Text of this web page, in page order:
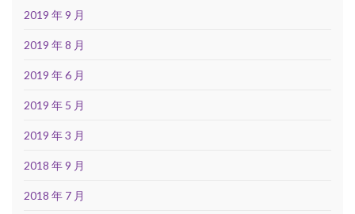
2019 年 9 月
2019 年 8 月
2019 年 6 月
2019 年 5 月
2019 年 3 月
2018 年 9 月
2018 年 7 月